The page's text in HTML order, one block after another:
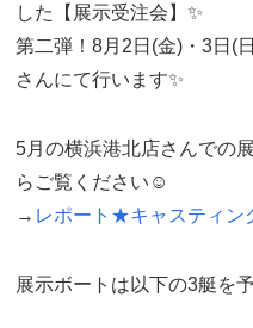
した【展示受注会】✨
第二弾！8月2日(金)・3日(日
さんにて行います✨
5月の横浜港北店さんでの
らご覧ください☺
→ レポート★キャスティン
展示ボートは以下の3艇を